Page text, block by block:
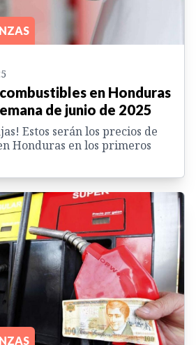
en Honduras
de junio de 2025
Estos serán los precios de
Honduras en los primeros